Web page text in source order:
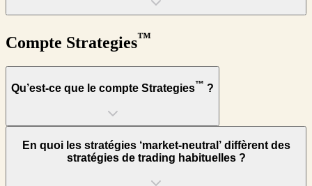
Compte Strategies™
Qu’est-ce que le compte Strategies™ ?
En quoi les stratégies ‘market-neutral’ diffèrent des
stratégies de trading habituelles ?